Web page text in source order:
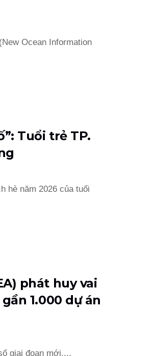
Ocean Information
Tuổi trẻ TP.
hè năm 2026 của tuổi
phát huy vai
1.000 dự án
giai đoạn mới,...